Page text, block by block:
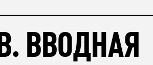
ВВОДНАЯ